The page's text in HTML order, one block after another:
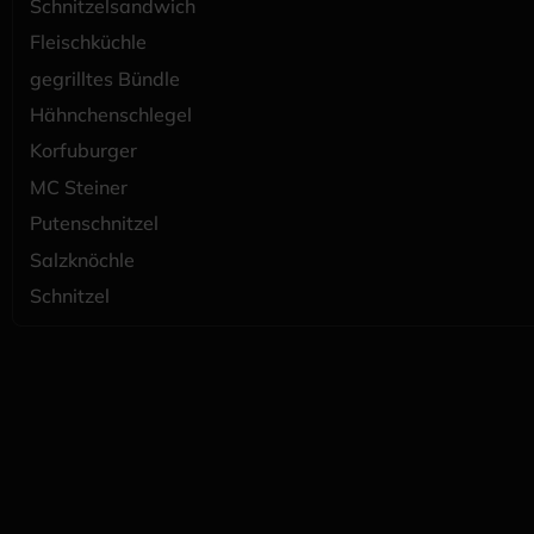
Schnitzelsandwich
Fleischküchle
gegrilltes Bündle
Hähnchenschlegel
Korfuburger
MC Steiner
Putenschnitzel
Salzknöchle
Schnitzel